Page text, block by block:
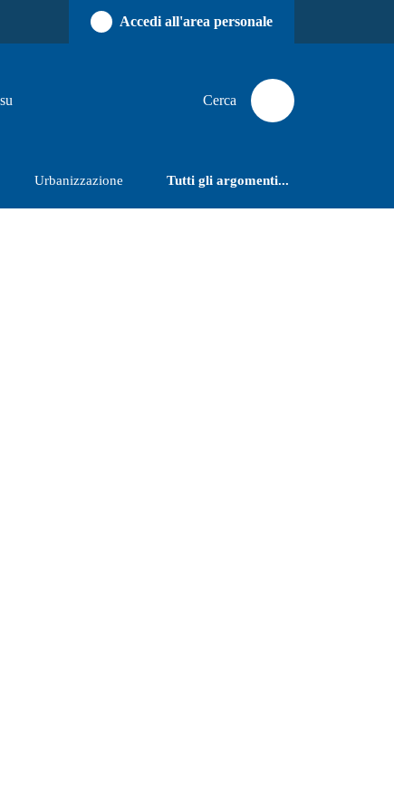
Accedi all'area personale
Cerca
Urbanizzazione Tutti gli argomenti...